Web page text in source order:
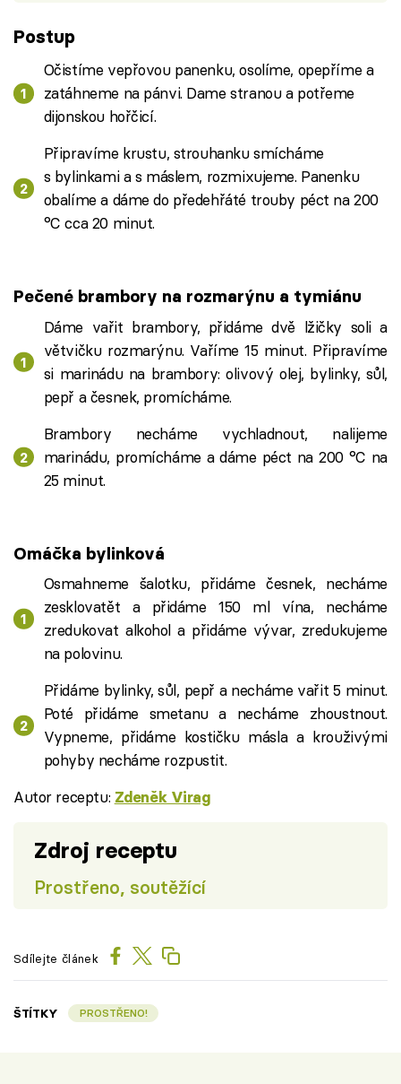
Postup
Očistíme vepřovou panenku, osolíme, opepříme a
zatáhneme na pánvi. Dame stranou a potřeme
dijonskou hořčicí.
Připravíme krustu, strouhanku smícháme
s bylinkami a s máslem, rozmixujeme. Panenku
obalíme a dáme do předehřáté trouby péct na 200
°C cca 20 minut.
Pečené brambory na rozmarýnu a tymiánu
Dáme vařit brambory, přidáme dvě lžičky soli a
větvičku rozmarýnu. Vaříme 15 minut. Připravíme
si marinádu na brambory: olivový olej, bylinky, sůl,
pepř a česnek, promícháme.
Brambory necháme vychladnout, nalijeme
marinádu, promícháme a dáme péct na 200 °C na
25 minut.
Omáčka bylinková
Osmahneme šalotku, přidáme česnek, necháme
zesklovatět a přidáme 150 ml vína, necháme
zredukovat alkohol a přidáme vývar, zredukujeme
na polovinu.
Přidáme bylinky, sůl, pepř a necháme vařit 5 minut.
Poté přidáme smetanu a necháme zhoustnout.
Vypneme, přidáme kostičku másla a krouživými
pohyby necháme rozpustit.
Autor receptu: Zdeněk Virag
Zdroj receptu
Prostřeno, soutěžící
Sdílejte článek
ŠTÍTKY PROSTŘENO!